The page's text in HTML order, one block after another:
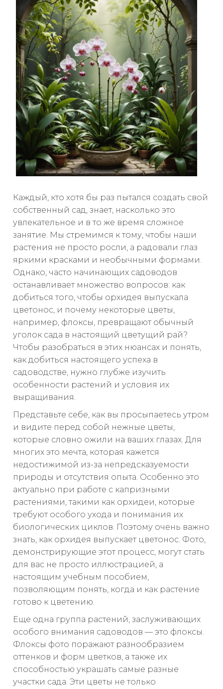
Каждый, кто хотя бы раз пытался создать свой
собственный сад, знает, насколько это
увлекательное и в то же время сложное
занятие. Мы стремимся к тому, чтобы наши
растения не просто росли, а радовали глаз
яркими красками и необычными формами.
Однако, часто начинающих садоводов
останавливает множество вопросов: как
добиться того, чтобы орхидея выпускала
цветонос, и почему некоторые цветы,
например, флоксы, превращают обычный
уголок сада в настоящий цветущий рай?
Чтобы разобраться в этих нюансах и понять,
как добиться настоящего успеха в
садоводстве, нужно глубже изучить
особенности растений и условия их
выращивания.
Представьте себе, как вы просыпаетесь утром
и видите перед собой нежные цветы,
которые словно ожили на ваших глазах. Для
многих это мечта, которая кажется
недостижимой из-за непредсказуемости
природы и отсутствия опыта. Особенно это
актуально при работе с капризными
растениями, такими как орхидеи, которые
требуют особого ухода и понимания их
биологических циклов. Поэтому очень важно
знать, как орхидея выпускает цветонос. Фото,
демонстрирующие этот процесс, могут стать
для вас не просто иллюстрацией, а
настоящим учебным пособием,
позволяющим понять, когда и как растение
готово к цветению.
Еще одна группа растений, заслуживающих
особого внимания садоводов — это флоксы.
Флоксы фото поражают разнообразием
оттенков и форм цветков, а также их
способностью украшать самые разные
участки сада. Эти цветы не только